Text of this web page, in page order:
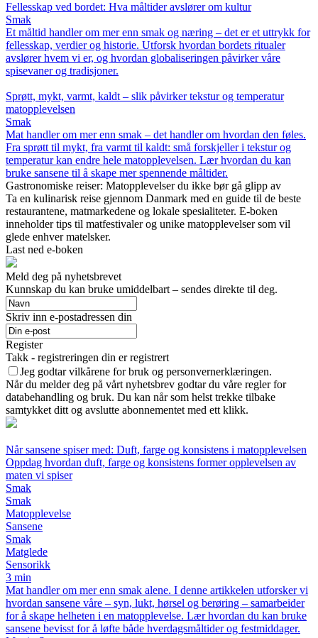
Fellesskap ved bordet: Hva måltider avslører om kultur
Smak
Et måltid handler om mer enn smak og næring – det er et uttrykk for
fellesskap, verdier og historie. Utforsk hvordan bordets ritualer
avslører hvem vi er, og hvordan globaliseringen påvirker våre
spisevaner og tradisjoner.
Sprøtt, mykt, varmt, kaldt – slik påvirker tekstur og temperatur
matopplevelsen
Smak
Mat handler om mer enn smak – det handler om hvordan den føles.
Fra sprøtt til mykt, fra varmt til kaldt: små forskjeller i tekstur og
temperatur kan endre hele matopplevelsen. Lær hvordan du kan
bruke sansene til å skape mer spennende måltider.
Gastronomiske reiser: Matopplevelser du ikke bør gå glipp av
Ta en kulinarisk reise gjennom Danmark med en guide til de beste
restaurantene, matmarkedene og lokale spesialiteter. E-boken
inneholder tips til matfestivaler og unike matopplevelser som vil
glede enhver matelsker.
Last ned e-boken
Meld deg på nyhetsbrevet
Kunnskap du kan bruke umiddelbart – sendes direkte til deg.
Skriv inn e-postadressen din
Register
Takk - registreringen din er registrert
Jeg godtar vilkårene for bruk og personvernerklæringen.
Når du melder deg på vårt nyhetsbrev godtar du våre regler for
databehandling og bruk. Du kan når som helst trekke tilbake
samtykket ditt og avslutte abonnementet med ett klikk.
Når sansene spiser med: Duft, farge og konsistens i matopplevelsen
Oppdag hvordan duft, farge og konsistens former opplevelsen av
maten vi spiser
Smak
Smak
Matopplevelse
Sansene
Smak
Matglede
Sensorikk
3 min
Mat handler om mer enn smak alene. I denne artikkelen utforsker vi
hvordan sansene våre – syn, lukt, hørsel og berøring – samarbeider
for å skape helheten i en matopplevelse. Lær hvordan du kan bruke
sansene bevisst for å løfte både hverdagsmåltider og festmiddager.